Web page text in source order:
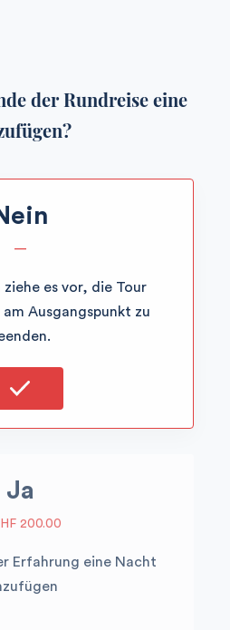
der Rundreise eine
—
ziehe es vor, die Tour
Ausgangspunkt zu
Ja
200.00
Erfahrung eine Nacht